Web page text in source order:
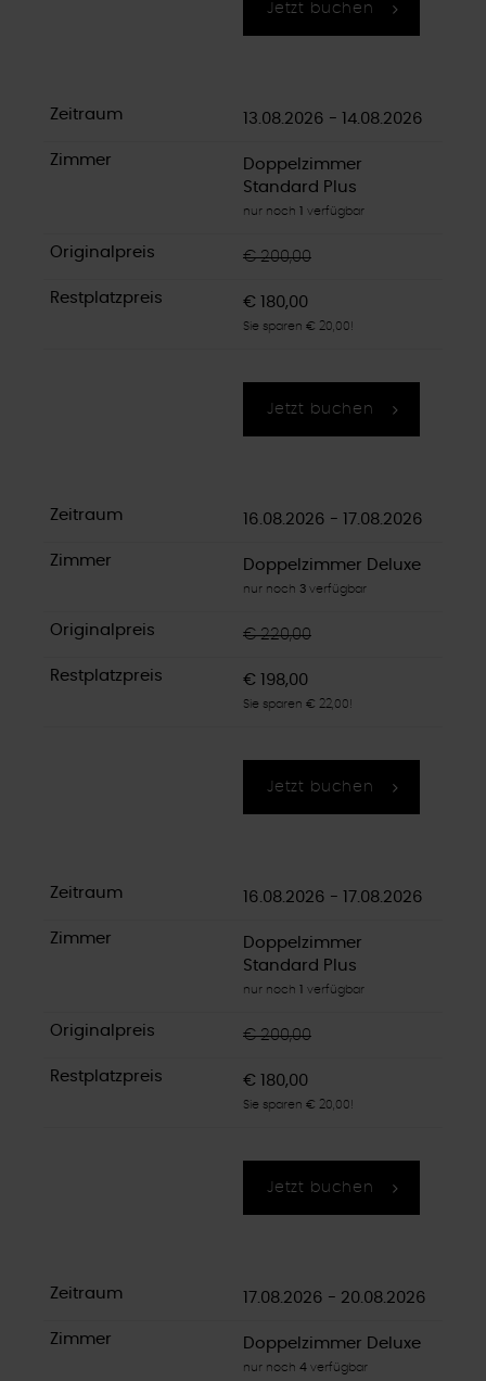
Jetzt buchen
13.08.2026 - 14.08.2026
Doppelzimmer
Standard Plus
nur noch 1 verfügbar
€ 200,00
€ 180,00
Sie sparen € 20,00!
Jetzt buchen
16.08.2026 - 17.08.2026
Doppelzimmer Deluxe
nur noch 3 verfügbar
€ 220,00
€ 198,00
Sie sparen € 22,00!
Jetzt buchen
16.08.2026 - 17.08.2026
Doppelzimmer
Standard Plus
nur noch 1 verfügbar
€ 200,00
€ 180,00
Sie sparen € 20,00!
Jetzt buchen
17.08.2026 - 20.08.2026
Doppelzimmer Deluxe
nur noch 4 verfügbar